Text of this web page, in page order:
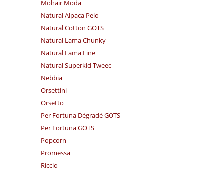
Mohair Moda
Natural Alpaca Pelo
Natural Cotton GOTS
Natural Lama Chunky
Natural Lama Fine
Natural Superkid Tweed
Nebbia
Orsettini
Orsetto
Per Fortuna Dégradé GOTS
Per Fortuna GOTS
Popcorn
Promessa
Riccio